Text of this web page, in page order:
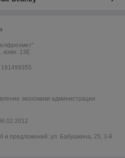
комн. 13Е
экономики администрации
и предложений: ул. Бабушкина, 25, 3-й